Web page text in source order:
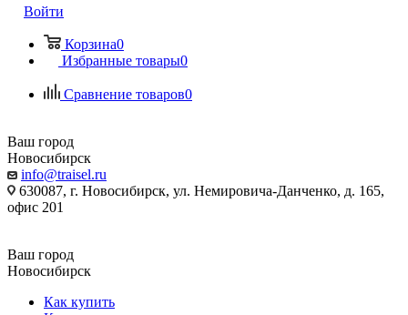
Войти
Корзина0
Избранные товары0
Сравнение товаров0
Ваш город
Новосибирск
info@traisel.ru
630087, г. Новосибирск, ул. Немировича-Данченко, д. 165,
офис 201
Ваш город
Новосибирск
Как купить